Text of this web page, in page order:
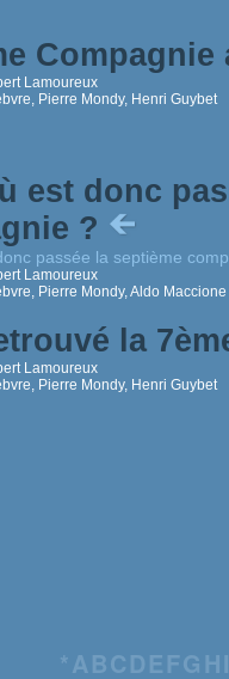
Lamoureux
Pierre Mondy, Henri Guybet
est donc
?
passée la septième
Lamoureux
Pierre Mondy, Aldo Maccione
la
Lamoureux
Pierre Mondy, Henri Guybet
*ABCDEFG HI